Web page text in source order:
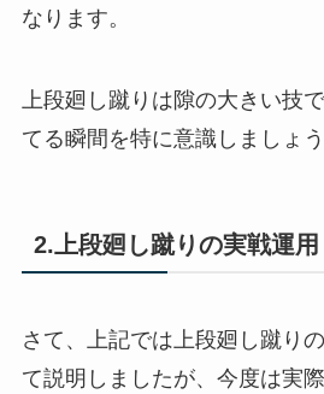
なります。
上段廻し蹴りは隙の大きい技
てる瞬間を特に意識しましょう
2.上段廻し蹴りの実戦運用
さて、上記では上段廻し蹴り
て説明しましたが、今度は実